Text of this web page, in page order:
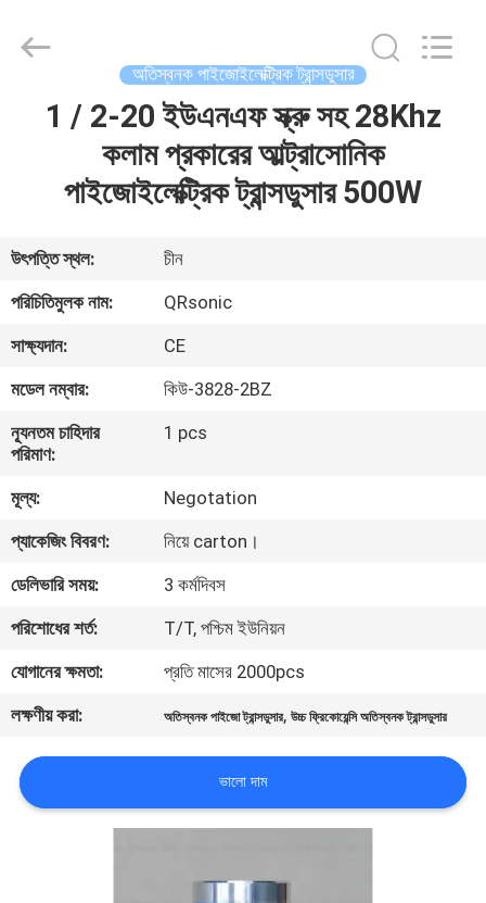
আমাদের
সম্বন্ধে
কারখানা
পরিদর্শন
নিয়ন্ত্রণ
আমাদের
সাথে
যোগাযোগ
করুন
খবর
Equipment
Co.,Ltd.
অতিস্বনক পাইজোইলেক্ট্রিক ট্রান্সডুসার
1 / 2-20 ইউএনএফ স্ক্রু সহ 28Khz
কলাম প্রকারের আল্ট্রাসোনিক
পাইজোইলেক্ট্রিক ট্রান্সডুসার 500W
উৎপত্তি স্থল:
চীন
পরিচিতিমুলক নাম:
QRsonic
সাক্ষ্যদান:
CE
মডেল নম্বার:
কিউ-3828-2BZ
ন্যূনতম চাহিদার
পরিমাণ:
1 pcs
মূল্য:
Negotation
প্যাকেজিং বিবরণ:
নিয়ে carton।
ডেলিভারি সময়:
3 কর্মদিবস
পরিশোধের শর্ত:
T/T, পশ্চিম ইউনিয়ন
যোগানের ক্ষমতা:
প্রতি মাসের 2000pcs
লক্ষণীয় করা:
অতিস্বনক পাইজো ট্রান্সডুসার,উচ্চ ফ্রিকোয়েন্সি অতিস্বনক ট্রান্সডুসার
ভালো দাম